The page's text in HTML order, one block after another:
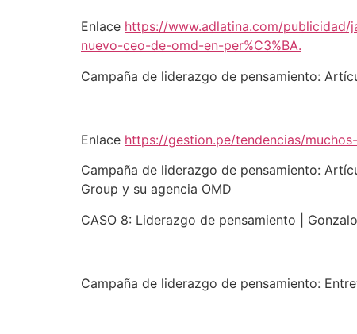
Enlace https://www.adlatina.com/publicidad/
nuevo-ceo-de-omd-en-per%C3%BA.
Campaña de liderazgo de pensamiento:
Enlace https://gestion.pe/tendencias/
Campaña de liderazgo de pensamiento:
Group y su agencia OMD
CASO 8: Liderazgo de pensamiento |
Campaña de liderazgo de pensamiento: